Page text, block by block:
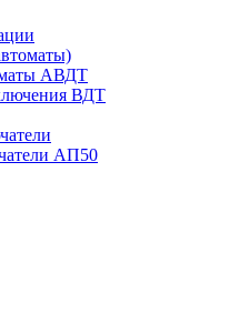
АВДТ
ВДТ
АП50